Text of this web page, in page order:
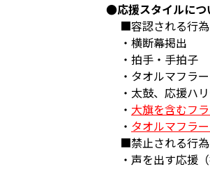
●応援スタイルにつ
■容認される行為
・横断幕掲出
・拍手・手拍子
・タオルマフラ
・太鼓、応援ハ
・ 大旗を含むフ
・ タオルマフラ
■禁止される行為
・声を出す応援